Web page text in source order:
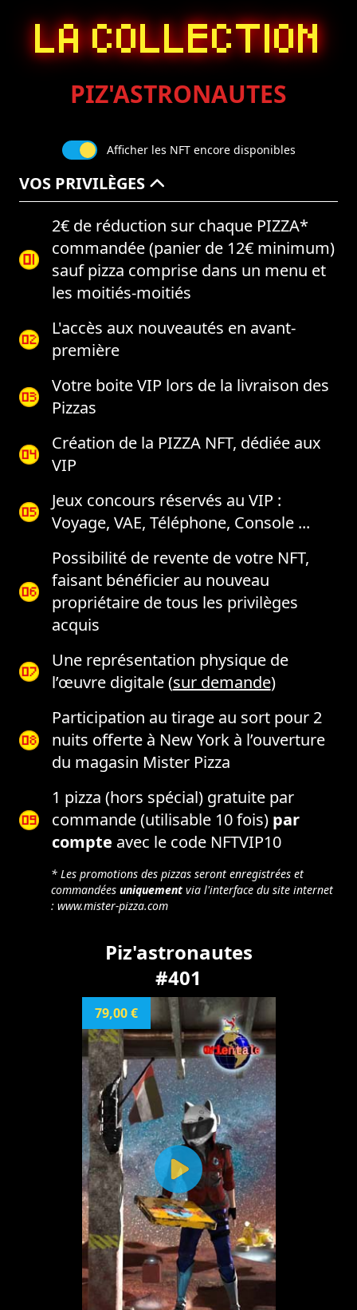
LA COLLECTION
PIZ'ASTRONAUTES
Afficher les NFT encore disponibles
VOS PRIVILÈGES
2€ de réduction sur chaque PIZZA*
commandée (panier de 12€ minimum)
sauf pizza comprise dans un menu et
les moitiés-moitiés
L'accès aux nouveautés en avant-
première
Votre boite VIP lors de la livraison des
Pizzas
Création de la PIZZA NFT, dédiée aux
VIP
Jeux concours réservés au VIP :
Voyage, VAE, Téléphone, Console ...
Possibilité de revente de votre NFT,
faisant bénéficier au nouveau
propriétaire de tous les privilèges
acquis
Une représentation physique de
l’œuvre digitale (sur demande)
Participation au tirage au sort pour 2
nuits offerte à New York à l’ouverture
du magasin Mister Pizza
1 pizza (hors spécial) gratuite par
commande (utilisable 10 fois) par
compte avec le code NFTVIP10
* Les promotions des pizzas seront enregistrées et
commandées uniquement via l'interface du site internet
: www.mister-pizza.com
Piz'astronautes
#401
79,00 €